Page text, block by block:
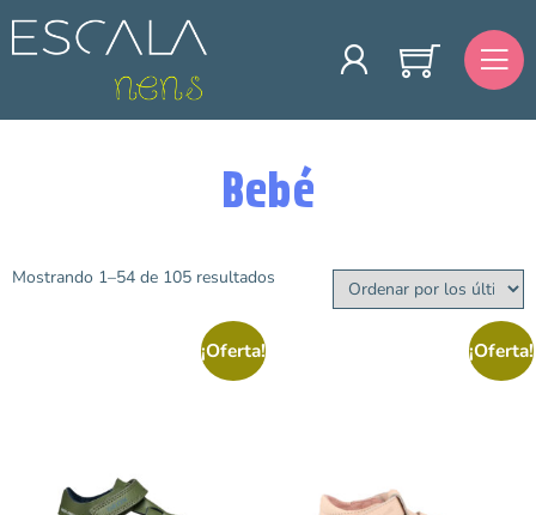
Bebé
Merceditas
Mostrando 1–54 de 105 resultados
¡Oferta! ¡Oferta!